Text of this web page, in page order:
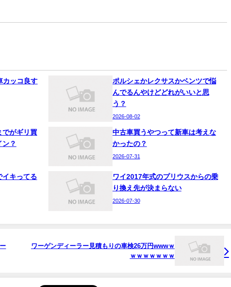
カッコ良す
ポルシェかレクサスかベンツで悩
んでるんやけどどれがいいと思
う？
2026-08-02
でがギリ買
ン？
中古車買うやつって新車は考えな
かったの？
2026-07-31
イキってる
ワイ2017年式のプリウスからの乗
り換え先が決まらない
2026-07-30
ワーゲンディーラー見積もりの車検26万円wwwｗ
ｗｗｗｗｗｗｗ